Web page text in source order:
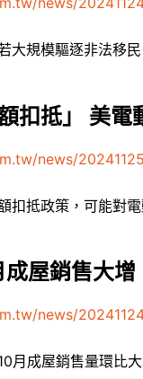
大規模驅逐非法移
扣抵」 美電
news/
扣抵政策，可能對
屋銷售大增
news/
月成屋銷售量環比